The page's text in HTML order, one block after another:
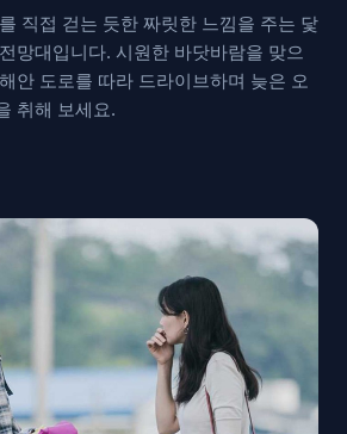
직접 걷는 듯한 짜릿한 느낌을 주는 닻
망대입니다. 시원한 바닷바람을 맞으
안 도로를 따라 드라이브하며 늦은 오
취해 보세요.